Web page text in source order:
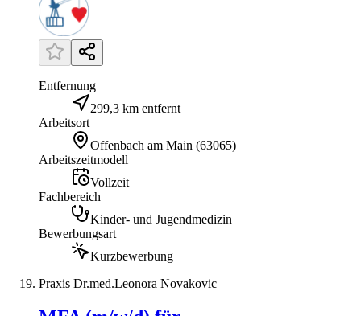
Entfernung
299,3 km entfernt
Arbeitsort
Offenbach am Main (63065)
Arbeitszeitmodell
Vollzeit
Fachbereich
Kinder- und Jugendmedizin
Bewerbungsart
Kurzbewerbung
Praxis Dr.med.Leonora Novakovic